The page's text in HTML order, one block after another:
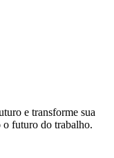
e transforme sua
o futuro do trabalho.